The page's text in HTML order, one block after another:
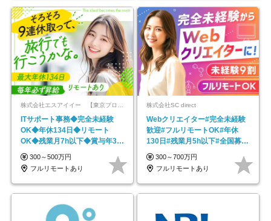
ITサポート事務◆完全未経験
OK◆年休134日◆リモート
OK◆残業月7h以下◆賞与年3回
◆5年目まで必ず昇給
300～500万円
フルリモートあり
株式会社SC direct
Webクリエイター#完全未経験
歓迎#フルリモートOK#年休
130日#残業月5h以下#全国募集
#最大1年の研修
300～700万円
フルリモートあり